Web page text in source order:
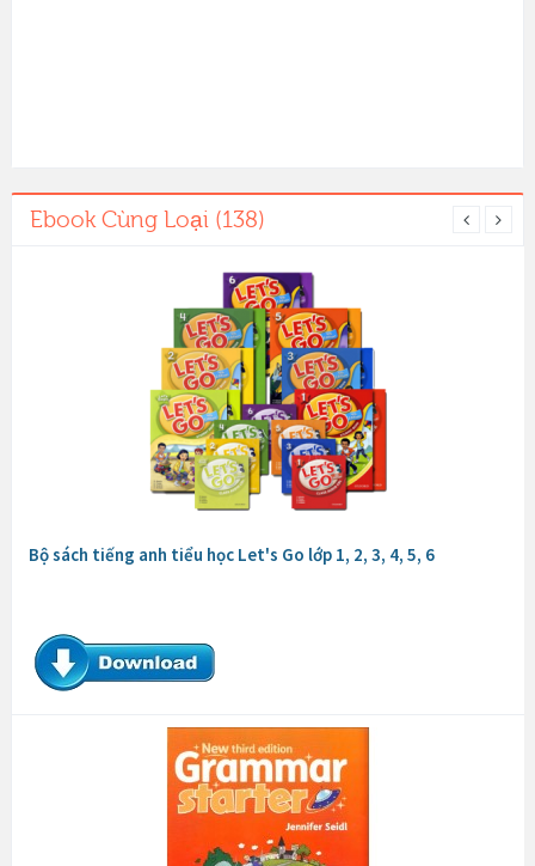
Ebook Cùng Loại (138)
Bộ sách tiếng anh tiểu học Let's Go lớp 1, 2, 3, 4, 5, 6